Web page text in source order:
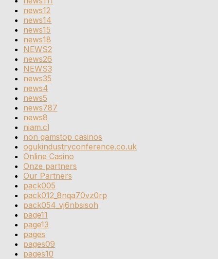
news12
news14
news15
news18
NEWS2
news26
NEWS3
news35
news4
news5
news787
news8
niam.cl
non gamstop casinos
ogukindustryconference.co.uk
Online Casino
Onze partners
Our Partners
pack005
pack012_8nqa70vz0rp
pack054_vj6nbsisoh
page11
page13
pages
pages09
pages10